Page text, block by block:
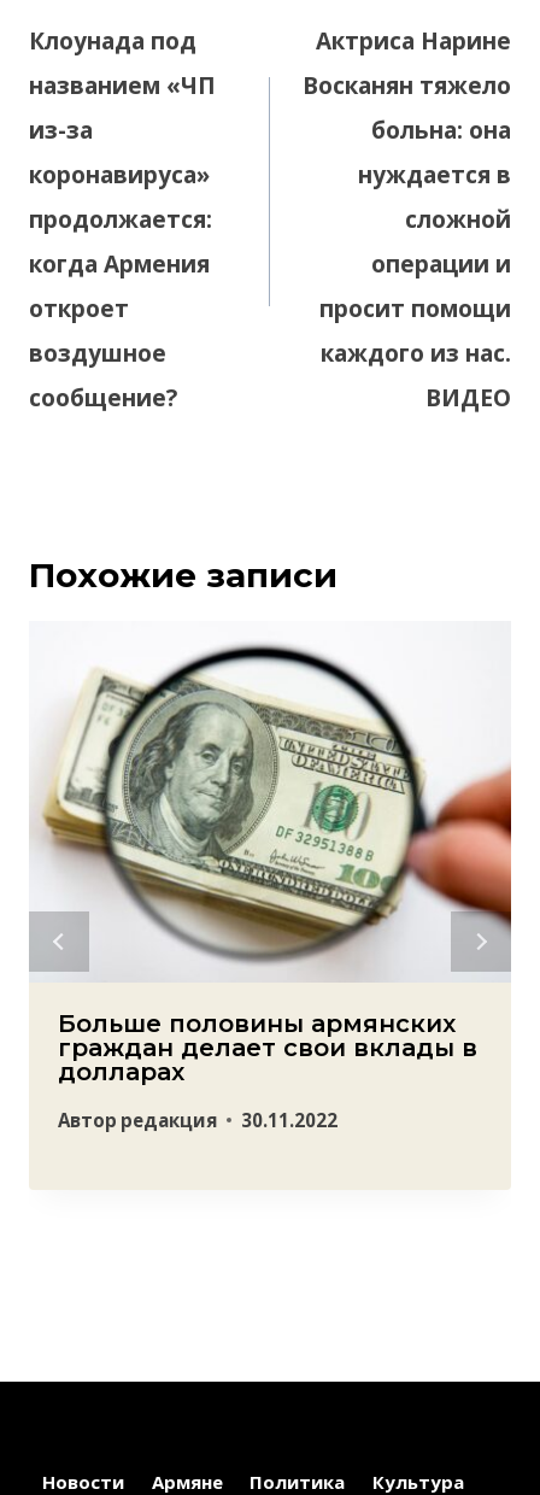
записям
Клоунада под
названием «ЧП
из-за
коронавируса»
продолжается:
когда Армения
откроет
воздушное
сообщение?
Актриса Нарине
Восканян тяжело
больна: она
нуждается в
сложной
операции и
просит помощи
каждого из нас.
ВИДЕО
Похожие записи
Больше половины армянских
граждан делает свои вклады в
долларах
Автор редакция 30.11.2022
Новости Армяне Политика Культура